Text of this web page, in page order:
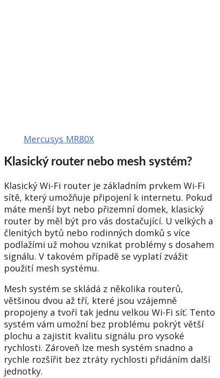
Mercusys MR80X
Klasický router nebo mesh systém?
Klasický Wi-Fi router je základním prvkem Wi-Fi
sítě, který umožňuje připojení k internetu. Pokud
máte menší byt nebo přizemní domek, klasický
router by měl být pro vás dostačující. U velkých a
členitých bytů nebo rodinných domků s více
podlažími už mohou vznikat problémy s dosahem
signálu. V takovém případě se vyplatí zvážit
použití mesh systému.
Mesh systém se skládá z několika routerů,
většinou dvou až tří, které jsou vzájemně
propojeny a tvoří tak jednu velkou Wi-Fi síť. Tento
systém vám umožní bez problému pokrýt větší
plochu a zajistit kvalitu signálu pro vysoké
rychlosti. Zároveň lze mesh systém snadno a
rychle rozšířit bez ztráty rychlosti přidáním další
jednotky.